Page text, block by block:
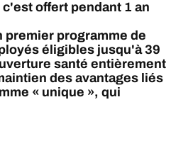
offert pendant 1 an
premier programme de
éligibles jusqu'à 39
santé entièrement
des avantages liés
« unique », qui